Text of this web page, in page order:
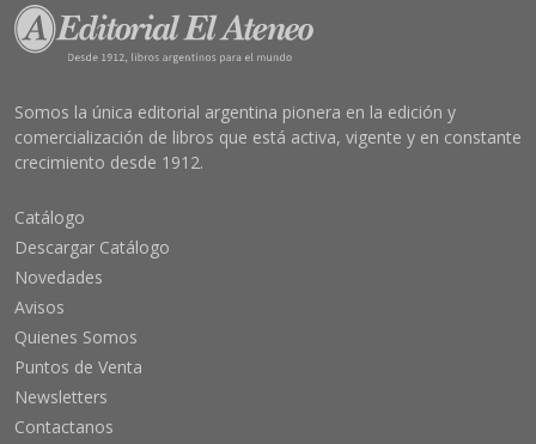
Somos la única editorial argentina pionera en la edición y
comercialización de libros que está activa, vigente y en constante
crecimiento desde 1912.
Catálogo
Descargar Catálogo
Novedades
Avisos
Quienes Somos
Puntos de Venta
Newsletters
Contactanos